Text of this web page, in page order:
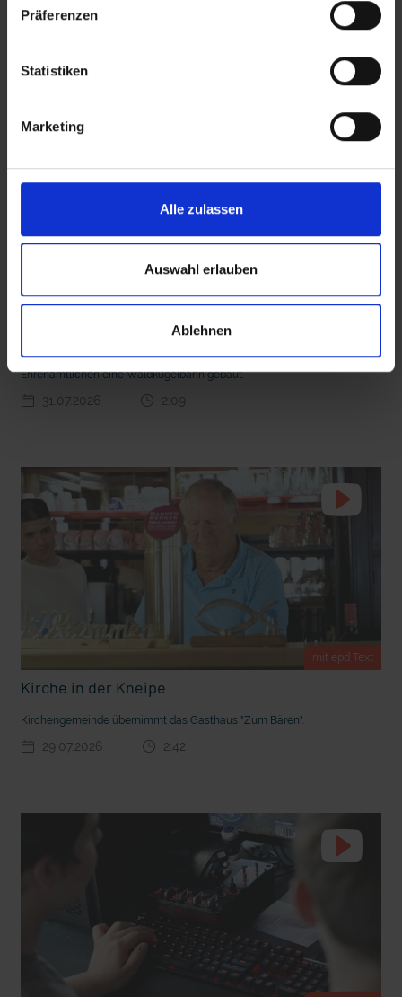
Präferenzen
Statistiken
Marketing
Alle zulassen
Auswahl erlauben
Ablehnen
Ernstfall Nachhaltige Geldanlage: Rendite mit gutem Gewissen?
Nachhaltige Geldanlage: Rendite mit gutem Gewissen?
Ostern erleben wie vor 2000 Jahren in Jerusalem
Diese Beiträge könnten Sie auch
20 Ehrenamtliche bauen eine Waldkugelbahn
Kirchengemeinde in Hahnstätten hat gemeinsam mit 20
Ehrenamtlichen eine Waldkugelbahn gebaut.
31.07.2026 2:09
mit epd Text
Kirche in der Kneipe
Kirchengemeinde übernimmt das Gasthaus "Zum Bären".
29.07.2026 2:42